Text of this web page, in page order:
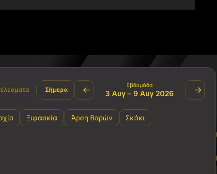
Σήμερα ← Εβδομάδα
3 Αυγ – 9 Αυγ 2026 →
Ξιφασκία Άρση Βαρών Σκάκι